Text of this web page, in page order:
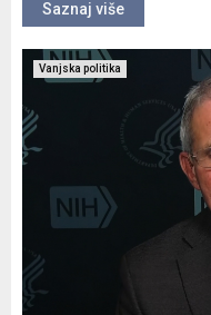
Saznaj više
Vanjska politika